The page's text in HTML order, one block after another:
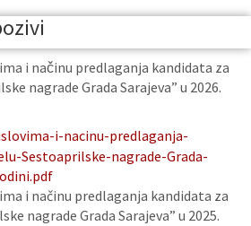
i načinu predlaganja kandidata za
nagrade Grada Sarajeva” u 2026.
i-nacinu-predlaganja-
Sestoaprilske-nagrade-Grada-
i načinu predlaganja kandidata za
nagrade Grada Sarajeva” u 2025.